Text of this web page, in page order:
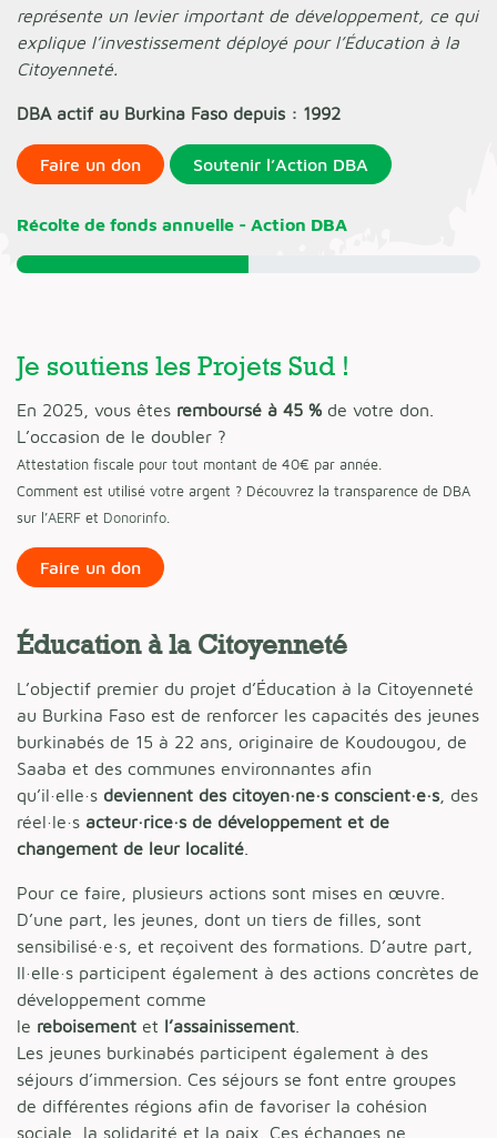
représente un levier important de développement, ce qui
explique l’investissement déployé pour l’Éducation à la
Citoyenneté.
DBA actif au Burkina Faso depuis : 1992
Faire un don Soutenir l’Action DBA
Récolte de fonds annuelle - Action DBA
Je soutiens les Projets Sud !
En 2025, vous êtes remboursé à 45 % de votre don.
L’occasion de le doubler ?
Attestation fiscale pour tout montant de 40€ par année.
Comment est utilisé votre argent ? Découvrez la transparence de DBA
sur l’AERF et Donorinfo
Faire un don
Éducation à la Citoyenneté
L’objectif premier du projet d’Éducation à la Citoyenneté
au Burkina Faso est de renforcer les capacités des jeunes
burkinabés de 15 à 22 ans, originaire de Koudougou, de
Saaba et des communes environnantes afin
qu’il·elle·s deviennent des citoyen·ne·s conscient·e·s , des
réel·le·s acteur·rice·s de développement et de
changement de leur localité
Pour ce faire, plusieurs actions sont mises en œuvre.
D’une part, les jeunes, dont un tiers de filles, sont
sensibilisé·e·s, et reçoivent des formations. D’autre part,
Il·elle·s participent également à des actions concrètes de
développement comme
le reboisement et l’assainissement
Les jeunes burkinabés participent également à des
séjours d’immersion. Ces séjours se font entre groupes
de différentes régions afin de favoriser la cohésion
sociale, la solidarité et la paix. Ces échanges ne